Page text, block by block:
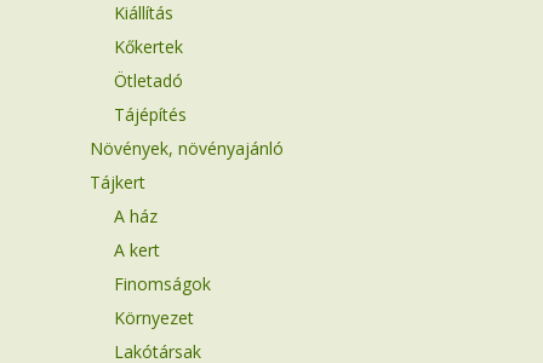
Kiállítás
Kőkertek
Ötletadó
Tájépítés
Növények, növényajánló
Tájkert
A ház
A kert
Finomságok
Környezet
Lakótársak